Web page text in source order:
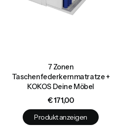
7 Zonen
Taschenfederkernmatratze +
KOKOS Deine Möbel
Preis
€ 171,00
Produkt anzeigen